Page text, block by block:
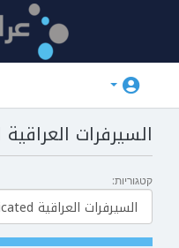
السيرفرات العراقية Iraqi Server Dedicated
קטגוריות: